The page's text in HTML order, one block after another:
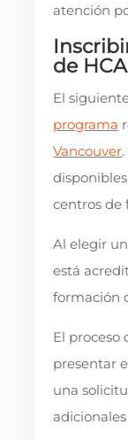
atención
de HCA
El
programa
Vancouver
centros de
Al elegir
está
formación
El proceso
presentar
una